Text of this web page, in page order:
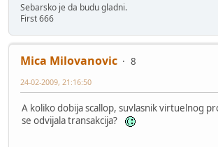
Sebarsko je da budu gladni.
First 666
Mica Milovanovic
8
24-02-2009, 21:16:50
A koliko dobija scallop, suvlasnik virtuelnog
se odvijala transakcija?